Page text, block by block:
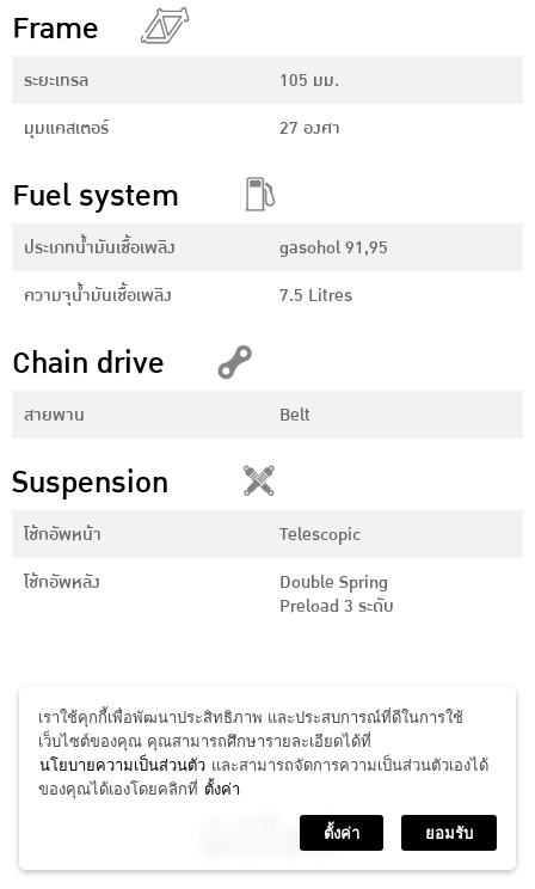
Frame
ระยะเทรล
105 มม.
มุมแคสเตอร์
27 องศา
Fuel system
ประเภทน้ำมันเชื้อเพลิง
gasohol 91,95
ความจุน้ำมันเชื้อเพลิง
7.5 Litres
Chain drive
สายพาน Belt
Suspension
โช้กอัพหน้า
Telescopic
โช้กอัพหลัง
Double Spring
Preload 3 ระดับ
มิติไซส์
เราใช้คุกกี้เพื่อพัฒนาประสิทธิภาพ และประสบการณ์ที่ดีในการใช้
เว็บไซต์ของคุณ คุณสามารถศึกษารายละเอียดได้ที่
นโยบายความเป็นส่วนตัว และสามารถจัดการความเป็นส่วนตัวเองได้
ของคุณได้เองโดยคลิกที่ ตั้งค่า
ตั้งค่า ยอมรับ